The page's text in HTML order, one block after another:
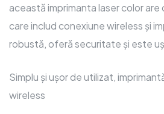
această imprimanta laser color are
care includ conexiune wireless și
robustă, oferă securitate și este
Simplu și ușor de utilizat,
wireless